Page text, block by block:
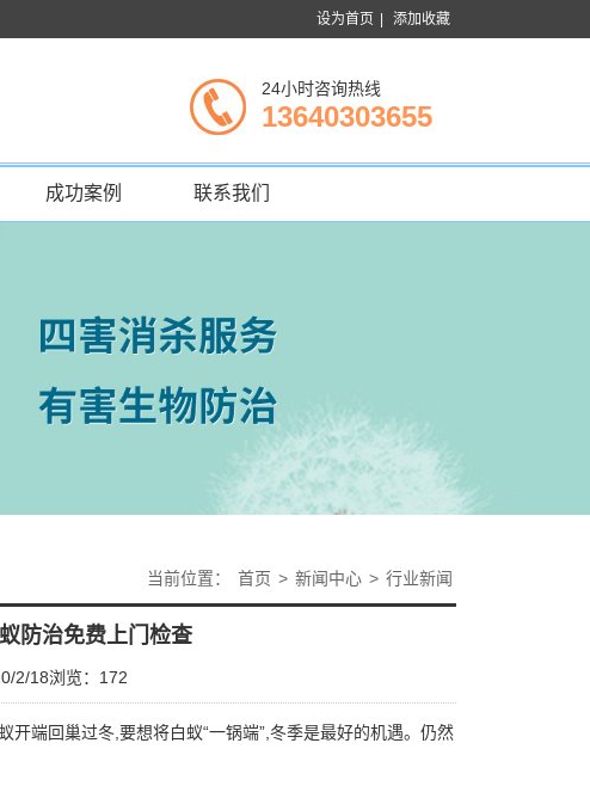
设为首页 添加收藏
24小时咨询热线
13640303655
成功案例 联系我们
当前位置： 首页 > 新闻中心 > 行业新闻
防治免费上门检查
2/18浏览： 172
端回巢过冬,要想将白蚁“一锅端”,冬季是最好的机遇。仍然